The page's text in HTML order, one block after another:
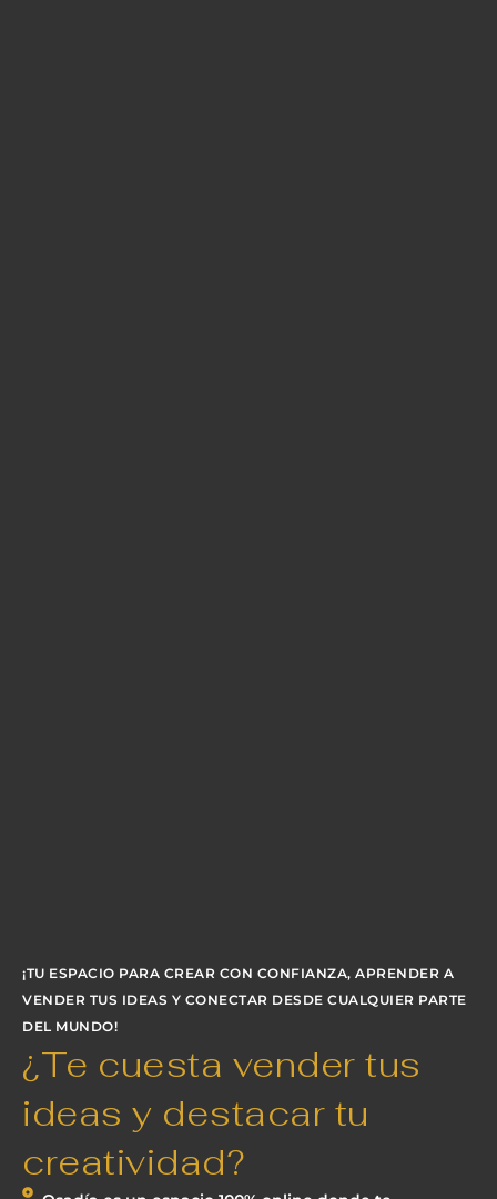
¡TU ESPACIO PARA CREAR CON CONFIANZA, APRENDER A
VENDER TUS IDEAS Y CONECTAR DESDE CUALQUIER PARTE
DEL MUNDO!
¿Te cuesta vender tus
ideas y destacar tu
creatividad?